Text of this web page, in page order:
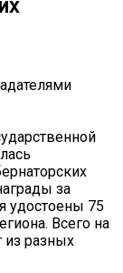
за
удостоены 75
Всего на
из разных